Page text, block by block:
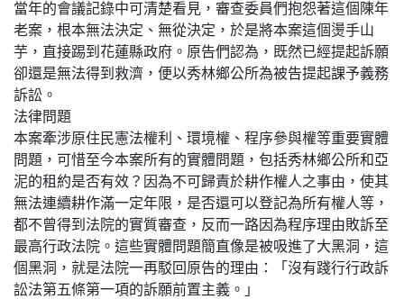
當年的會議記錄中可清楚看見，審查委員們抱怨著這個陳年
老案，根本無法決定、無從決定，於是將本案這個燙手山
芋，直接踢到花蓮縣政府。原告們認為，既然已經提起訴願
卻還是無法得到救濟，便以秀林鄉公所為被告提起課予義務
訴訟。
法律問題
本案牽涉原住民憲法權利、環境權、程序參與權等重要實體
問題，可惜至今本案所有的實體問題，包括秀林鄉公所和亞
泥的租約是否有效？因為不可歸責於耕作權人之事由，使其
無法連續耕作滿一定年限，是否還可以登記為所有權人等，
都不曾得到法院的實質審查，反而一路因為程序理由敗訴至
最高行政法院。這些實體問題簡直像是被吸進了大黑洞，這
個黑洞，就是法院一再駁回原告的理由：「沒有踐行行政訴
訟法第五條第一項的訴願前置主義。」